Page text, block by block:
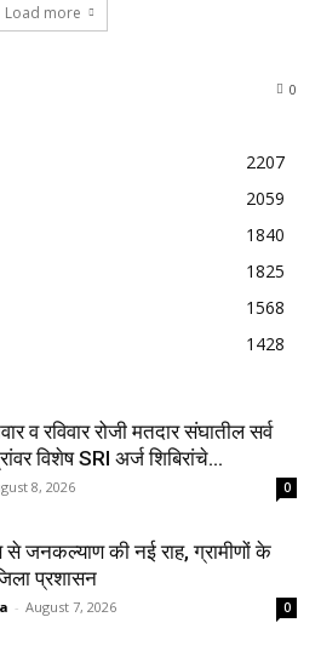
Load more
0
2207
2059
1840
1825
1568
1428
व रविवार रोजी मतदार संघातील सर्व
विशेष SRI अर्ज शिबिरांचे...
8, 2026 0
से जनकल्याण की नई राह, ग्रामीणों के
प्रशासन
- August 7, 2026 0